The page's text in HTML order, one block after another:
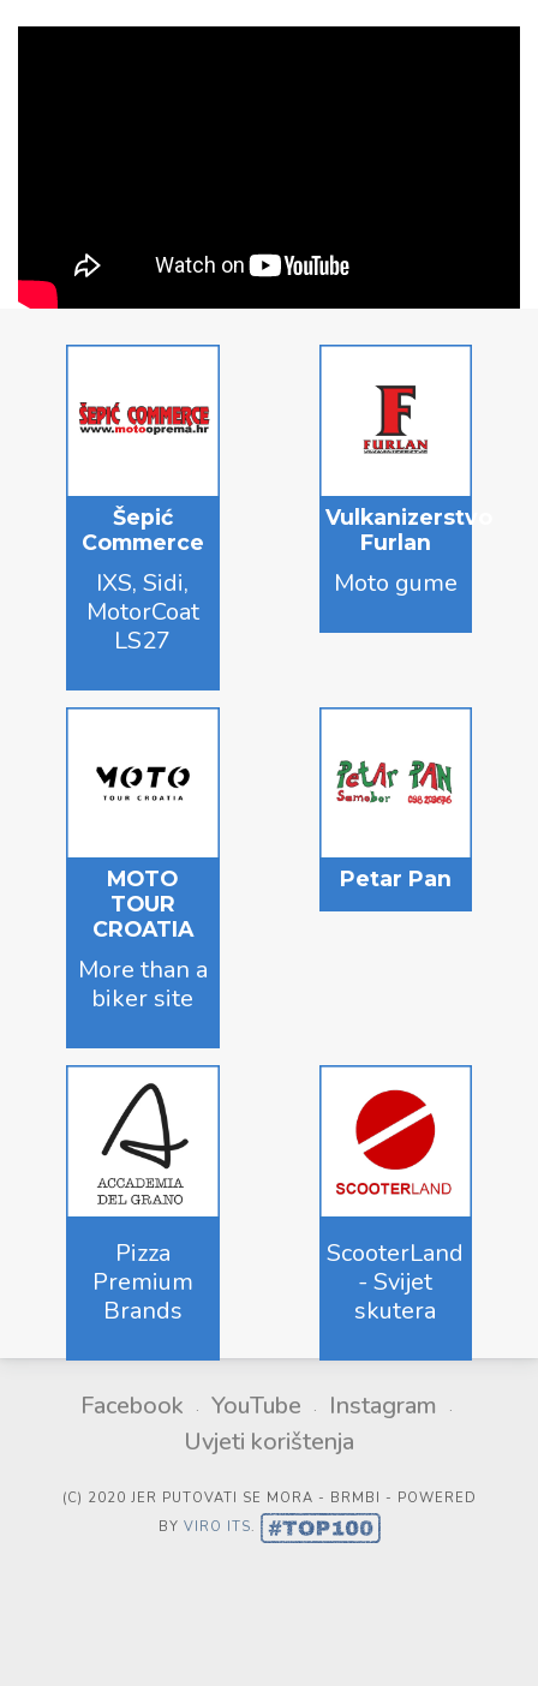
Šepić
Commerce
IXS, Sidi,
MotorCoat
LS27
Vulkanizerstvo
Furlan
Moto gume
MOTO
TOUR
CROATIA
More than a
biker site
Petar Pan
Pizza
Premium
Brands
ScooterLand
- Svijet
skutera
Facebook YouTube
Instagram
Uvjeti korištenja
(C) 2020 JER PUTOVATI SE MORA - BRMBI - POWERED
BY VIRO ITS.